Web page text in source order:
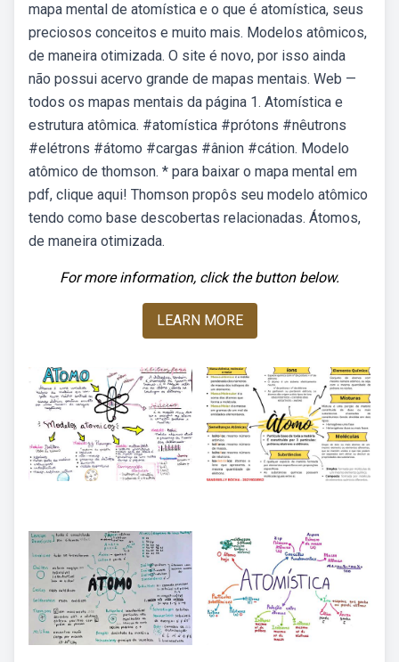
mapa mental de atomística e o que é atomística, seus
preciosos conceitos e muito mais. Modelos atômicos,
de maneira otimizada. O site é novo, por isso ainda
não possui acervo grande de mapas mentais. Web —
todos os mapas mentais da página 1. Atomística e
estrutura atômica. #atomística #prótons #nêutrons
#elétrons #átomo #cargas #ânion #cátion. Modelo
atômico de thomson. * para baixar o mapa mental em
pdf, clique aqui! Thomson propôs seu modelo atômico
tendo como base descobertas relacionadas. Átomos,
de maneira otimizada.
For more information, click the button below.
LEARN MORE